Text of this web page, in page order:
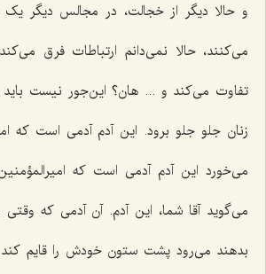
و حالا دیگر از خجالت، در مجالس دیگر یک
می‌کنند، حالا نمی‌دانم ارتباطات فرق
تفاوت می‌کند و ... هان؟ این‌جور نیست
زنان جلو جلو برود. این آدم آدمی است که
می‌خورد این آدم آدمی است که
می‌گوید آقا شما، این آدم. آن آدمی که
بدهند می‌رود پشت ستون خودش را قایم کند